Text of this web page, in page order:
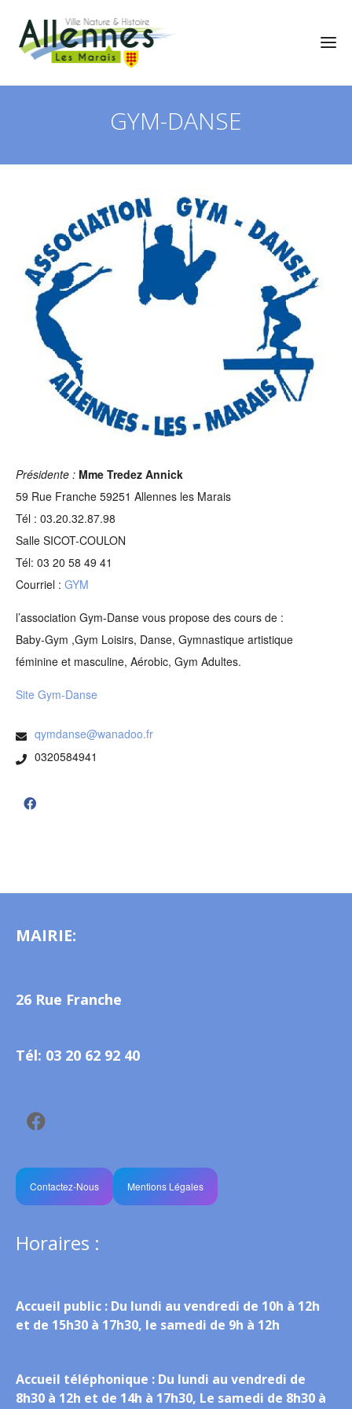
GYM-DANSE
Présidente : Mme Tredez Annick
59 Rue Franche 59251 Allennes les Marais
Tél : 03.20.32.87.98
Salle SICOT-COULON
Tél: 03 20 58 49 41
Courriel : GYM
l’association Gym-Danse vous propose des cours de :
Baby-Gym ,Gym Loisirs, Danse, Gymnastique artistique
féminine et masculine, Aérobic, Gym Adultes.
Site Gym-Danse
qymdanse@wanadoo.fr
0320584941
MAIRIE:
26 Rue Franche
Tél: 03 20 62 92 40
Contactez-Nous Mentions Légales
Horaires :
Accueil public : Du lundi au vendredi de 10h à 12h
et de 15h30 à 17h30, le samedi de 9h à 12h
Accueil téléphonique : Du lundi au vendredi de
8h30 à 12h et de 14h à 17h30, Le samedi de 8h30 à